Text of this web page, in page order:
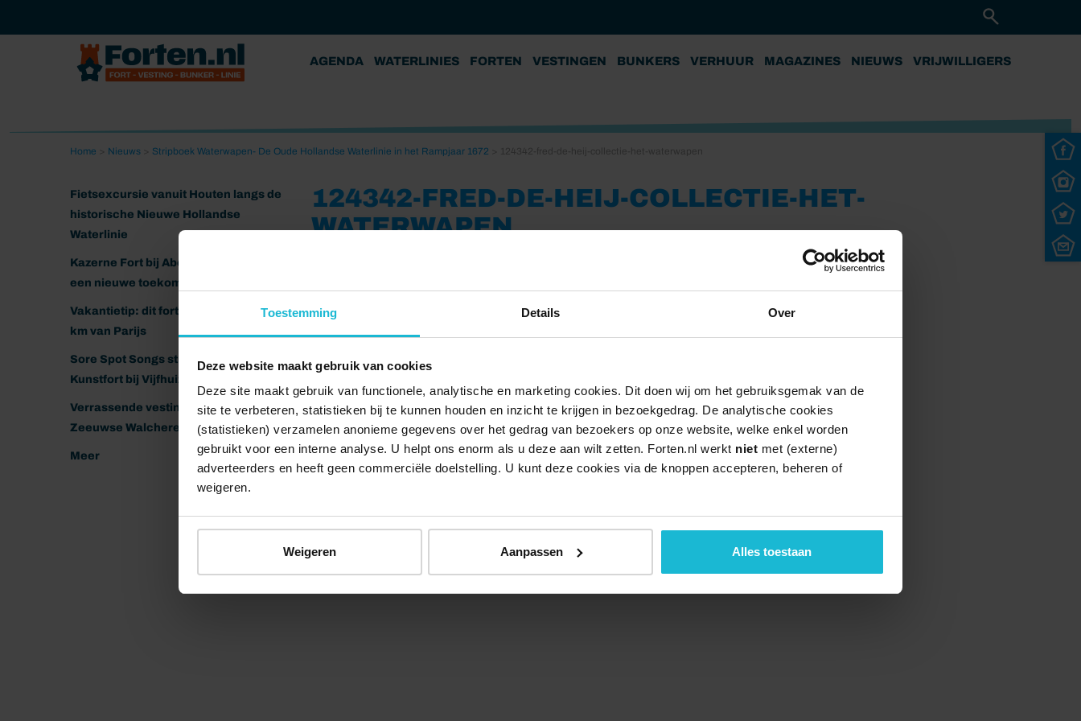
Toestemming Details Over
Deze website maakt gebruik van cookies
Deze site maakt gebruik van functionele, analytische en marketing cookies. Dit doen wij om het gebruiksgemak van de
site te verbeteren, statistieken bij te kunnen houden en inzicht te krijgen in bezoekgedrag. De analytische cookies
(statistieken) verzamelen anonieme gegevens over het gedrag van bezoekers op onze website, welke enkel worden
gebruikt voor een interne analyse. U helpt ons enorm als u deze aan wilt zetten. Forten.nl werkt niet met (externe)
adverteerders en heeft geen commerciële doelstelling. U kunt deze cookies via de knoppen accepteren, beheren of
weigeren.
Weigeren Aanpassen Alles toestaan
AGENDA WATERLINIES FORTEN VESTINGEN BUNKERS VERHUUR MAGAZINES NIEUWS VRIJWILLIGERS
Home Nieuws Stripboek Waterwapen- De Oude Hollandse Waterlinie in het Rampjaar 1672
Fietsexcursie vanuit Houten langs de
historische Nieuwe Hollandse
Waterlinie
Kazerne Fort bij Abcoude klaar voor
een nieuwe toekomst
Vakantietip: dit fort ligt nog geen 20
km van Parijs
Sore Spot Songs strijkt neer op het
Kunstfort bij Vijfhuizen
Verrassende vestingen van het
Zeeuwse Walcheren
Meer
124342-FRED-DE-HEIJ-COLLECTIE-HET-
WATERWAPEN
© 2026 Stichting Forten Nederland Over ons Doneer nu Disclaimer Contact Forten.nl wordt ondersteund door de